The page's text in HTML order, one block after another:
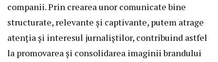
companii. Prin crearea unor comunicate bine
structurate, relevante și captivante, putem atrage
atenția și interesul jurnaliștilor, contribuind astfel
la promovarea și consolidarea imaginii brandului